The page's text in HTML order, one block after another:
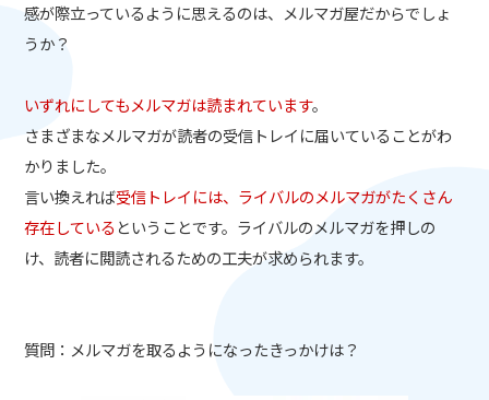
感が際立っているように思えるのは、メルマガ屋だからでしょ
うか？
いずれにしてもメルマガは読まれています。
さまざまなメルマガが読者の受信トレイに届いていることがわ
かりました。
言い換えれば受信トレイには、ライバルのメルマガがたくさん
存在している ということです。ライバルのメルマガを押しの
け、読者に閲読されるための工夫が求められます。
質問：メルマガを取るようになったきっかけは？